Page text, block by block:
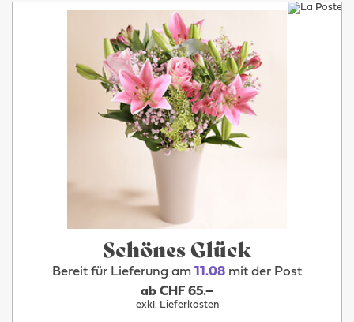
Schönes Glück
Bereit für Lieferung am 11.08 mit der Post
ab CHF 65.–
exkl. Lieferkosten